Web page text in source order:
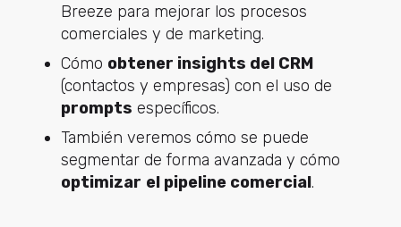
Breeze para mejorar los procesos
comerciales y de marketing.
Cómo obtener insights del CRM
(contactos y empresas) con el uso de
prompts específicos.
También veremos cómo se puede
segmentar de forma avanzada y cómo
optimizar el pipeline comercial.